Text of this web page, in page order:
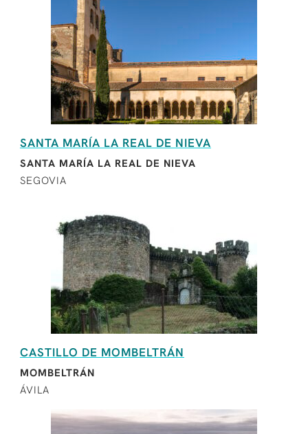
SANTA MARÍA LA REAL DE NIEVA
SANTA MARÍA LA REAL DE NIEVA
SEGOVIA
CASTILLO DE MOMBELTRÁN
MOMBELTRÁN
ÁVILA